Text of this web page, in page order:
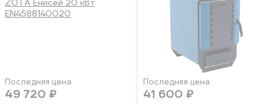
Последняя цена
49 720 ₽
Последняя цена
41 600 ₽